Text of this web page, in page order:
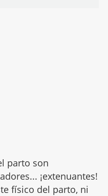
parto son
¡extenuantes!
físico del parto, ni